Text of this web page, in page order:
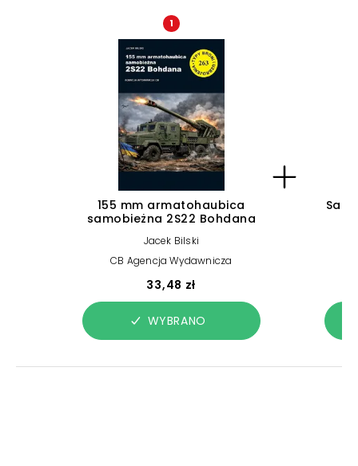
1
155 mm armatohaubica
samobieżna 2S22 Bohdana
Jacek Bilski
CB Agencja Wydawnicza
33,48 zł
WYBRANO